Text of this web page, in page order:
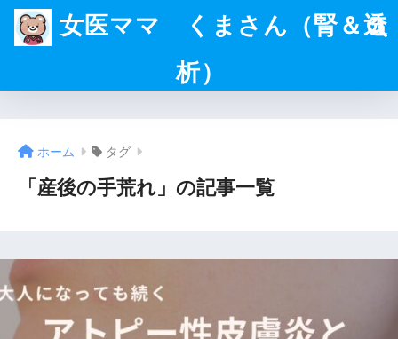
女医ママ くまさん（腎＆透
析）
ホーム タグ
「産後の手荒れ」の記事一覧